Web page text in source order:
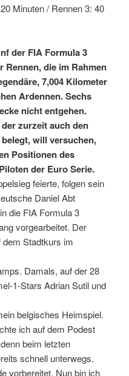
Minuten / Rennen 3: 40
der FIA Formula 3
Rennen, die im Rahmen
7,004 Kilometer
Ardennen. Sechs
nicht entgehen.
zurzeit auch den
will versuchen,
Positionen des
der Euro Serie.
feierte, folgen sein
Daniel Abt
die FIA Formula 3
vorgearbeitet. Der
Stadtkurs im
Damals, auf der 28
1-Stars Adrian Sutil und
belgisches Heimspiel.
ich auf dem Podest
beim letzten
schnell unterwegs.
vorbereitet. Nun bin ich